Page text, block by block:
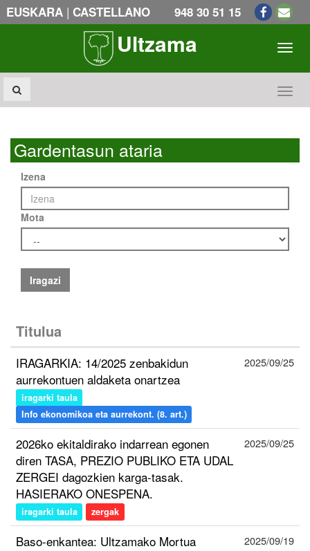
EUSKARA | CASTELLANO 948 30 51 15
Ultzama
Gardentasun ataria
Izena
Mota
Iragazi
Titulua
IRAGARKIA: 14/2025 zenbakidun
aurrekontuen aldaketa onartzea
iragarki taula
Info ekonomikoa eta aurrekont. (8. art.)
2025/09/25
2026ko ekitaldirako indarrean egonen
diren TASA, PREZIO PUBLIKO ETA UDAL
ZERGEI dagozkien karga-tasak.
HASIERAKO ONESPENA.
iragarki taula zergak
2025/09/25
Baso-enkantea: Ultzamako Mortua
2025/09/19